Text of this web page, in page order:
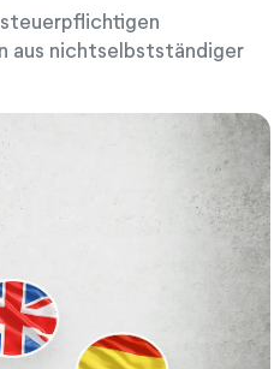
aus nichtselbstständiger